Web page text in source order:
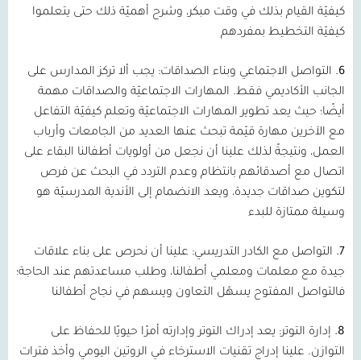
كيفيّة القيام بذلك في وقت مبكر، وشرح أهميّة ذلك حتى يتعلموا
كيفيّة التخطيط بمفردهم
6. التواصل الاجتماعي وبناء الصداقات: يجب ألا تركز المدارس على
الجانب الأكاديمي فقط. المهارات الاجتماعيّة والصداقات مهمة
أيضًا؛ حيث يعد تطوير المهارات الاجتماعيّة وتعلم كيفيّة التفاعل
مع الآخرين مهارة قيّمة تبحث عنها العديد من الجامعات وأرباب
العمل، ونتيجةً لذلك علينا أن نجعل من أولويات أطفالنا البقاء على
اتصال مع أصدقائهم بانتظام وعدم التردد في البحث عن فرص
لتكوين صداقات جديدة، ويعد الانضمام إلى الأندية المدرسيّة هو
وسيلة ممتازة للبدء
7. التواصل مع الكادر التدريسي: علينا أن نحرص على بناء علاقات
جيدة مع معلمات ومعلمي أطفالنا، وطلب مساعدتهم عند الحاجة؛
فالتواصل المفتوح يسهّل التعاون ويسهم في نجاح أطفالنا
8. إدارة التوتر: يعد إدراك التوتر وإدارته أمرًا حيويًا للحفاظ على
التوازن. علينا إدراج تقنيات الاسترخاء في الروتين اليومي وأخذ فترات